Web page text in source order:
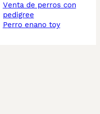
venta de perros con
pedigree
perro enano toy